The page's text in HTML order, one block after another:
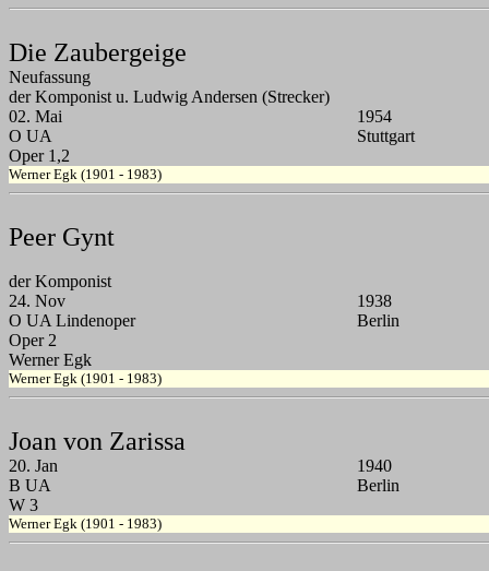
Die Zaubergeige
Neufassung
der Komponist u. Ludwig Andersen (Strecker)
02. Mai
1954
O UA
Stuttgart
Oper 1,2
Werner Egk (1901 - 1983)
Peer Gynt
der Komponist
24. Nov
1938
O UA Lindenoper
Berlin
Oper 2
Werner Egk
Werner Egk (1901 - 1983)
Joan von Zarissa
20. Jan
1940
B UA
Berlin
W 3
Werner Egk (1901 - 1983)